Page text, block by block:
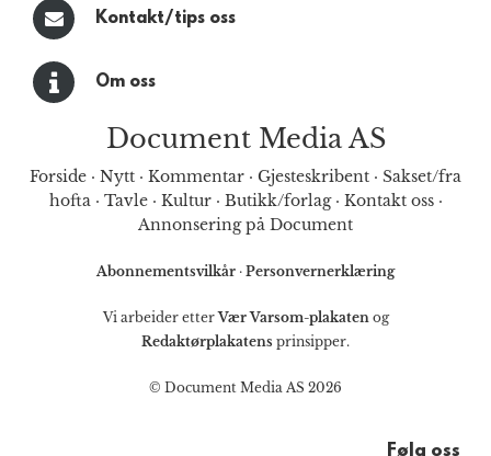
Kontakt/tips oss
Om oss
Document Media AS
Forside · Nytt · Kommentar · Gjesteskribent · Sakset/fra
hofta· Tavle· Kultur· Butikk/forlag· Kontakt oss·
Annonsering på Document
Abonnementsvilkår · Personvernerklæring
Vi arbeider etterVær Varsom-plakatenog
Redaktørplakatens prinsipper.
© Document Media AS 2026
Følg oss